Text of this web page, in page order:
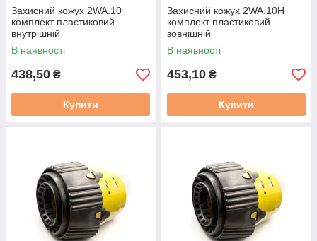
Захисний кожух 2WA.10
комплект пластиковий
внутрішній
В наявності
438,50 ₴
Купити
Захисний кожух 2WA.10H
комплект пластиковий
зовнішній
В наявності
453,10 ₴
Купити